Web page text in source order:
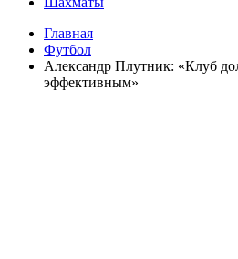
Главная
Футбол
Александр Плутник: «Клуб
эффективным»